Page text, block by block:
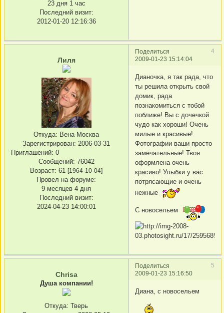
23 дня 1 час
Последний визит:
2012-01-20 12:16:36
Поделиться
4
2009-01-23 15:14:04
Лиля
Откуда: Вена-Москва
Зарегистрирован: 2006-03-31
Приглашений: 0
Сообщений: 76042
Возраст: 61 [1964-10-04]
Провел на форуме:
9 месяцев 4 дня
Последний визит:
2024-04-23 14:00:01
Дианочка, я так рада, что
ты решила открыть свой
домик, рада
познакомиться с тобой
поближе! Вы с дочечкой
чудо как хороши! Очень
милые и красивые!
Фотографии ваши просто
замечательные! Твоя
оформлена очень
красиво! Улыбки у вас
потрясающие и очень
нежные
С новосельем
Поделиться
5
2009-01-23 15:16:50
Chrisa
Душа компании!
Откуда: Тверь
Диана, с новосельем